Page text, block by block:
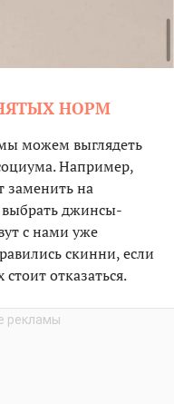
НОРМ
можем выглядеть
Например,
заменить на
джинсы-
с нами уже
скинни, если
отказаться.